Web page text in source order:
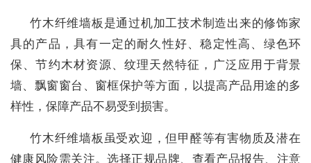
竹木纤维墙板是通过机加工技术制造出来的修饰家
具的产品，具有一定的耐久性好、稳定性高、绿色环
保、节约木材资源、纹理天然特征，广泛应用于背景
墙、飘窗窗台、窗框保护等方面，以提高产品用途的多
样性，保障产品不易受到损害。
竹木纤维墙板虽受欢迎，但甲醛等有害物质及潜在
健康风险需关注。选择正规品牌、查看产品报告、注意